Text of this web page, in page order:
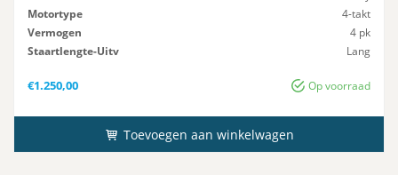
Motortype
4-takt
Vermogen
4 pk
Staartlengte-Uitv
Lang
Op voorraad
€1.250,00
Toevoegen aan winkelwagen